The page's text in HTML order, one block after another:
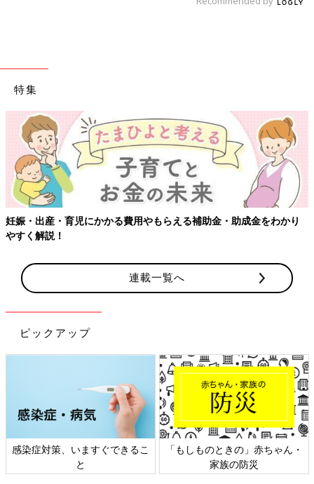
特集
妊娠・出産・育児にかかる費用やもらえる補助金・助成金をわかり
やすく解説！
連載一覧へ
ピックアップ
感染症対策、いますぐできるこ
と
「もしものときの」赤ちゃん・
家族の防災